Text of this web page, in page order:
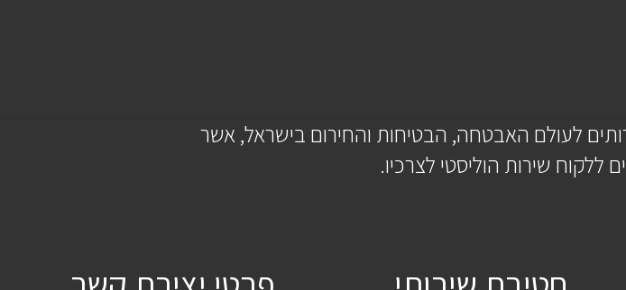
לעולם האבטחה, הבטיחות והחירום בישראל, אשר
ללקוח שירות הוליסטי לצרכיו.